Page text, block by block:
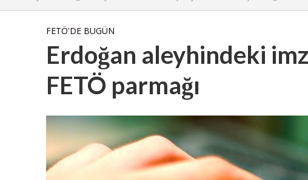
FETÖ'DE BUGÜN
Erdoğan aleyhindeki
FETÖ parmağı